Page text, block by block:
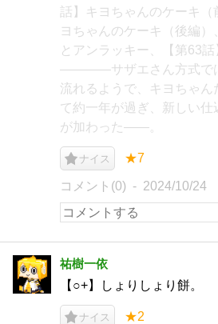
話】キヨちゃんのケーキ（
ヨちゃんのケーキ（後編
とアンラッキー、【第63
――――サザエさん方式で
流れるようで、キヨちゃん
て約一年が過ぎ、新しい仕
が加わった――。
ナイス ★7
コメント(0) 2024/10/24
祐樹一依
【○+】しょりしょり餅。
ナイス ★2